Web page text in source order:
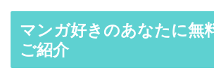
マンガ好きのあなたに無
ご紹介